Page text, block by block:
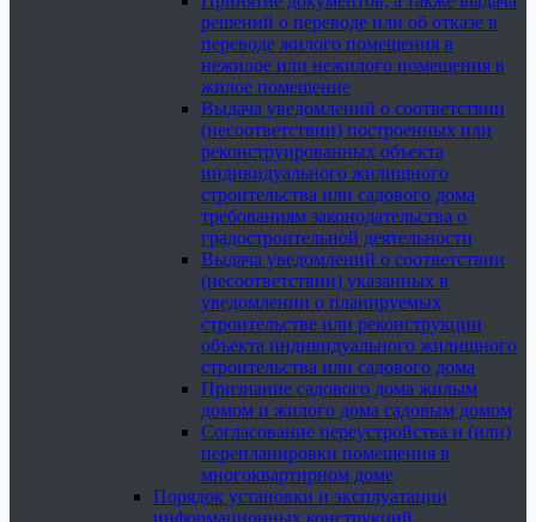
решений о переводе или об отказе в
переводе жилого помещения в
нежилое или нежилого помещения в
жилое помещение
Выдача уведомлений о соответствии
(несоответствии) построенных или
реконструированных объекта
индивидуального жилищного
строительства или садового дома
требованиям законодательства о
градостроительной деятельности
Выдача уведомлений о соответствии
(несоответствии) указанных в
уведомлении о планируемых
строительстве или реконструкции
объекта индивидуального жилищного
строительства или садового дома
Признание садового дома жилым
домом и жилого дома садовым домом
Согласование переустройства и (или)
перепланировки помещения в
многоквартирном доме
Порядок установки и эксплуатации
информационных конструкций